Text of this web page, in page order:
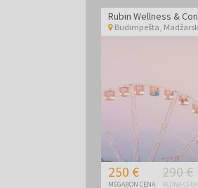
Rubin Wellness &
Budimpešta
250 €
MEGABON CENA
290 €
REDNA CENA